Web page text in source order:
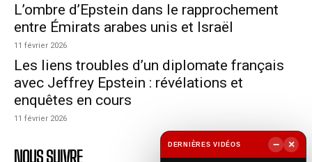
L’ombre d’Epstein dans le rapprochement
entre Émirats arabes unis et Israël
11 février 2026
Les liens troubles d’un diplomate français
avec Jeffrey Epstein : révélations et
enquêtes en cours
11 février 2026
NOUS SUIVRE
DERNIÈRES VIDÉOS −
×